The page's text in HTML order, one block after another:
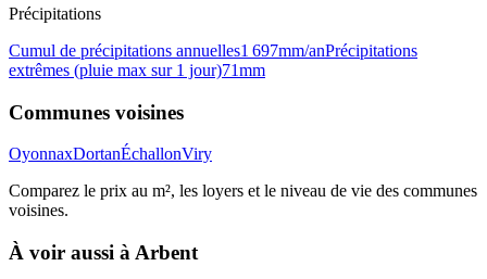
Précipitations
Cumul de précipitations annuelles1 697mm/anPrécipitations
extrêmes (pluie max sur 1 jour)71mm
Communes voisines
OyonnaxDortanÉchallonViry
Comparez le prix au m², les loyers et le niveau de vie des communes
voisines.
À voir aussi à Arbent